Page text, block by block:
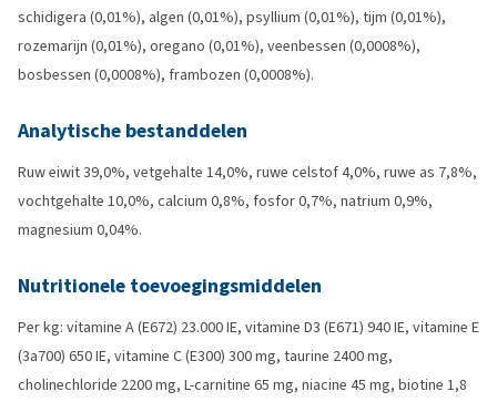
schidigera (0,01%), algen (0,01%), psyllium (0,01%), tijm (0,01%),
rozemarijn (0,01%), oregano (0,01%), veenbessen (0,0008%),
bosbessen (0,0008%), frambozen (0,0008%).
Analytische bestanddelen
Ruw eiwit 39,0%, vetgehalte 14,0%, ruwe celstof 4,0%, ruwe as 7,8%,
vochtgehalte 10,0%, calcium 0,8%, fosfor 0,7%, natrium 0,9%,
magnesium 0,04%.
Nutritionele toevoegingsmiddelen
Per kg: vitamine A (E672) 23.000 IE, vitamine D3 (E671) 940 IE, vitamine E
(3a700) 650 IE, vitamine C (E300) 300 mg, taurine 2400 mg,
cholinechloride 2200 mg, L-carnitine 65 mg, niacine 45 mg, biotine 1,8